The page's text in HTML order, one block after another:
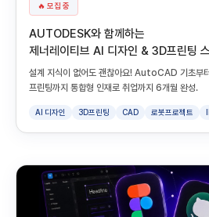
🔥 모집 중
AUTODESK와 함께하는
제너레이티브 AI 디자인 & 3D프린팅
설계 지식이 없어도 괜찮아요! AutoCAD 기초
프린팅까지 통합형 인재로 취업까지 6개월 완성.
AI 디자인 3D프린팅 CAD 로봇프로젝트